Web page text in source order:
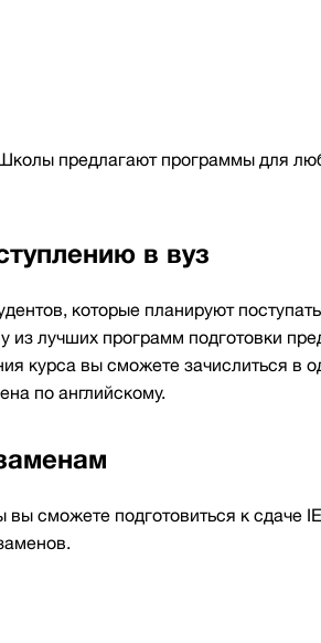
предлагают программы для
в вуз
которые планируют
из лучших программ подготовки
курса вы сможете зачислиться в
по английскому.
сможете подготовиться к сдаче